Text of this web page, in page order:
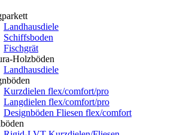
Landhausdiele
Schiffsboden
Fischgrät
Holzböden
Landhausdiele
Kurzdielen flex/comfort/pro
Langdielen flex/comfort/pro
Designböden Fliesen flex/comfort